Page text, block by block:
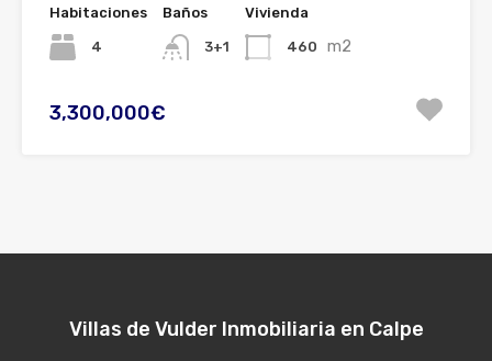
Habitaciones
4
Baños
3+1
Vivienda
460 m2
3,300,000€
Villas de Vulder Inmobiliaria en Calpe